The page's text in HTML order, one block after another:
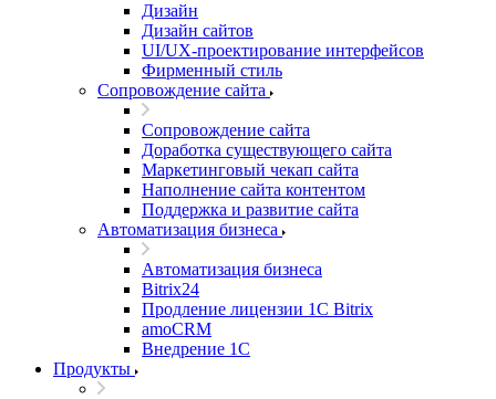
Дизайн
Дизайн сайтов
UI/UX-проектирование интерфейсов
Фирменный стиль
Сопровождение сайта
Сопровождение сайта
Доработка существующего сайта
Маркетинговый чекап сайта
Наполнение сайта контентом
Поддержка и развитие сайта
Автоматизация бизнеса
Автоматизация бизнеса
Bitrix24
Продление лицензии 1C Bitrix
amoCRM
Внедрение 1C
Продукты